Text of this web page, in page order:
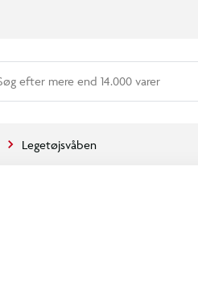
mere end 14.000 varer
Legetøjsvåben